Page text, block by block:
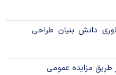
دانش بنیان طراحی
طریق مزایده عمومی